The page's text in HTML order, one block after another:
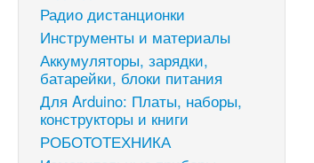
Радио дистанционки
Инструменты и материалы
Аккумуляторы, зарядки,
батарейки, блоки питания
Для Arduino: Платы, наборы,
конструкторы и книги
РОБОТОТЕХНИКА